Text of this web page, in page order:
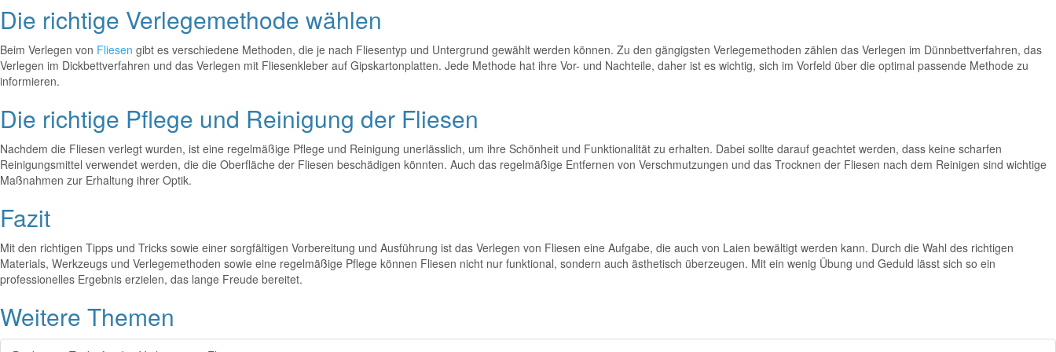
Die richtige Verlegemethode wählen
Beim Verlegen von Fliesen gibt es verschiedene Methoden, die je nach Fliesentyp und Untergrund gewählt werden können. Zu den gängigsten Verlegemethoden zählen das Verlegen im Dünnbettverfahren, das
Verlegen im Dickbettverfahren und das Verlegen mit Fliesenkleber auf Gipskartonplatten. Jede Methode hat ihre Vor- und Nachteile, daher ist es wichtig, sich im Vorfeld über die optimal passende Methode zu
informieren.
Die richtige Pflege und Reinigung der Fliesen
Nachdem die Fliesen verlegt wurden, ist eine regelmäßige Pflege und Reinigung unerlässlich, um ihre Schönheit und Funktionalität zu erhalten. Dabei sollte darauf geachtet werden, dass keine scharfen
Reinigungsmittel verwendet werden, die die Oberfläche der Fliesen beschädigen könnten. Auch das regelmäßige Entfernen von Verschmutzungen und das Trocknen der Fliesen nach dem Reinigen sind wichtige
Maßnahmen zur Erhaltung ihrer Optik.
Fazit
Mit den richtigen Tipps und Tricks sowie einer sorgfältigen Vorbereitung und Ausführung ist das Verlegen von Fliesen eine Aufgabe, die auch von Laien bewältigt werden kann. Durch die Wahl des richtigen
Materials, Werkzeugs und Verlegemethoden sowie eine regelmäßige Pflege können Fliesen nicht nur funktional, sondern auch ästhetisch überzeugen. Mit ein wenig Übung und Geduld lässt sich so ein
professionelles Ergebnis erzielen, das lange Freude bereitet.
Weitere Themen